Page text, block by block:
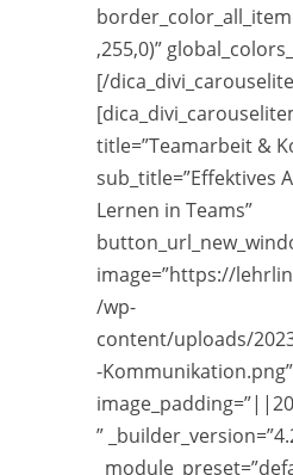
,255,0)”
[/
title=”Teamarbeit &
sub_title=”Effektives
Lernen in Teams”
image=”https://
/wp-
content/uploads/
-Kommunikation.png”
”